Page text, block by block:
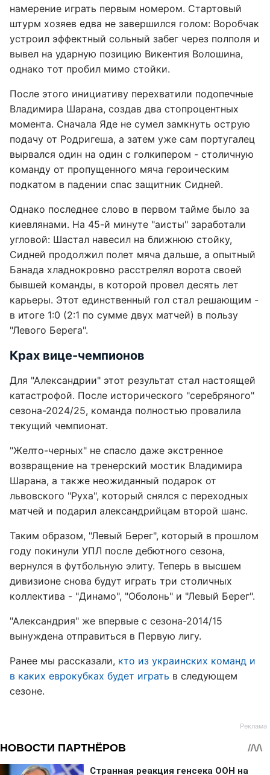
намерение играть первым номером. Стартовый
штурм хозяев едва не завершился голом: Воробчак
устроил эффектный сольный забег через полполя и
вывел на ударную позицию Викентия Волошина,
однако тот пробил мимо стойки.
После этого инициативу перехватили подопечные
Владимира Шарана, создав два стопроцентных
момента. Сначала Яде не сумел замкнуть острую
подачу от Родригеша, а затем уже сам португалец
вырвался один на один с голкипером - столичную
команду от пропущенного мяча героическим
подкатом в падении спас защитник Сидней.
Однако последнее слово в первом тайме было за
киевлянами. На 45-й минуте "аисты" заработали
угловой: Шастал навесил на ближнюю стойку,
Сидней продолжил полет мяча дальше, а опытный
Банада хладнокровно расстрелял ворота своей
бывшей команды, в которой провел десять лет
карьеры. Этот единственный гол стал решающим -
в итоге 1:0 (2:1 по сумме двух матчей) в пользу
"Левого Берега".
Крах вице-чемпионов
Для "Александрии" этот результат стал настоящей
катастрофой. После исторического "серебряного"
сезона-2024/25, команда полностью провалила
текущий чемпионат.
"Желто-черных" не спасло даже экстренное
возвращение на тренерский мостик Владимира
Шарана, а также неожиданный подарок от
львовского "Руха", который снялся с переходных
матчей и подарил александрийцам второй шанс.
Таким образом, "Левый Берег", который в прошлом
году покинули УПЛ после дебютного сезона,
вернулся в футбольную элиту. Теперь в высшем
дивизионе снова будут играть три столичных
коллектива - "Динамо", "Оболонь" и "Левый Берег".
"Александрия" же впервые с сезона-2014/15
вынуждена отправиться в Первую лигу.
Ранее мы рассказали, кто из украинских команд и
в каких еврокубках будет играть в следующем
сезоне.